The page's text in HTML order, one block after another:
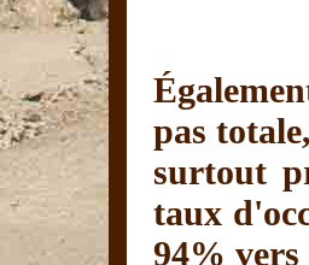
pas
surtout
taux
94%